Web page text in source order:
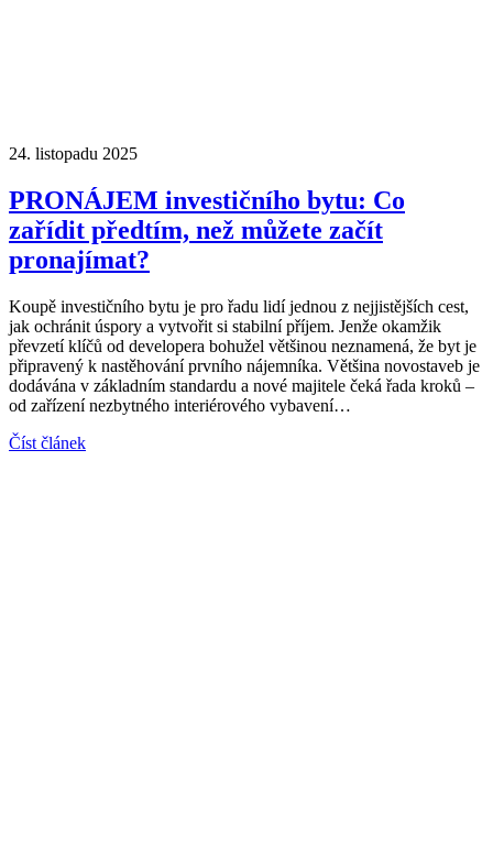
24. listopadu 2025
PRONÁJEM investičního bytu: Co
zařídit předtím, než můžete začít
pronajímat?
Koupě investičního bytu je pro řadu lidí jednou z nejjistějších cest,
jak ochránit úspory a vytvořit si stabilní příjem. Jenže okamžik
převzetí klíčů od developera bohužel většinou neznamená, že byt je
připravený k nastěhování prvního nájemníka. Většina novostaveb je
dodávána v základním standardu a nové majitele čeká řada kroků –
od zařízení nezbytného interiérového vybavení…
Číst článek